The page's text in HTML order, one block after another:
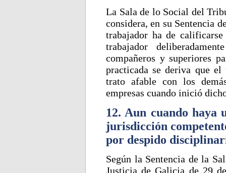
La Sala de lo Social del
considera, en su Sentencia
trabajador ha de
trabajador
compañeros y superiores
practicada se deriva que
trato afable con los
empresas cuando inició
12. Aun cuando haya
jurisdicción
por despido
Según la Sentencia de la
Justicia de Galicia de 29